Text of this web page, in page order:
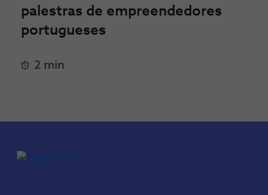
palestras de empreendedores
portugueses
2 min